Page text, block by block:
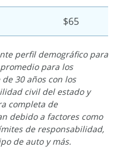
$65
perfil demográfico para
para los
30 años con los
civil del estado y
completa de
debido a factores como
de responsabilidad,
de auto y más.